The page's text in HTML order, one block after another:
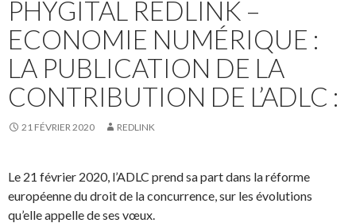
PHYGITAL REDLINK –
ECONOMIE NUMÉRIQUE :
LA PUBLICATION DE LA
CONTRIBUTION DE L’ADLC :
21 FÉVRIER 2020 REDLINK
Le 21 février 2020, l’ADLC prend sa part dans la réforme
européenne du droit de la concurrence, sur les évolutions
qu’elle appelle de ses vœux.